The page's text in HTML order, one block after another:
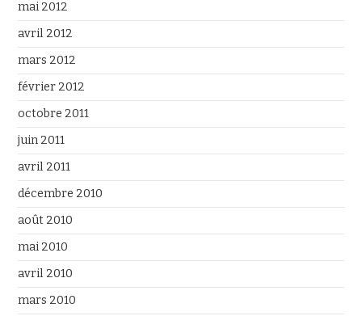
mai 2012
avril 2012
mars 2012
février 2012
octobre 2011
juin 2011
avril 2011
décembre 2010
août 2010
mai 2010
avril 2010
mars 2010